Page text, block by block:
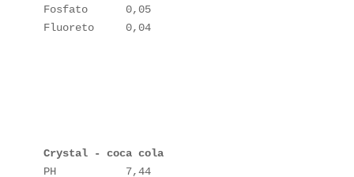
Fosfato      0,05
Fluoreto     0,04
Crystal - coca cola
PH           7,44